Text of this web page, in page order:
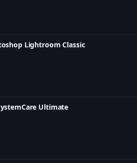
Lightroom Classic
Ultimate